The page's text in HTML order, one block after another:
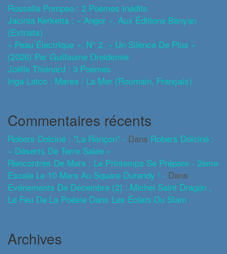
Rossella Pompeo : 2 Poèmes Inédits
Jacinta Kerketta : « Angor », Aux Éditions Banyan
(extraits)
« Peau Électrique », N° 2, « Un Silence De Plus »
(2026) Par Guillaume Dreidemie
Joëlle Thiénard : 3 Poèmes
Inga Latco : Marea / La Mer (roumain, Français)
Commentaires récents
Robers Dolciné : "La Rançon" - Dans Robers Dolciné :
« Déserts De Terre Salée »
Rencontres De Mars : Le Printemps Se Prépare - 2ème
Escale Le 10 Mars Au Square Durandy ! - Dans
Evénements De Décembre (2) : Michel Saint Dragon ,
Le Feu De La Poésie Dans Les Éclats Du Slam
Archives